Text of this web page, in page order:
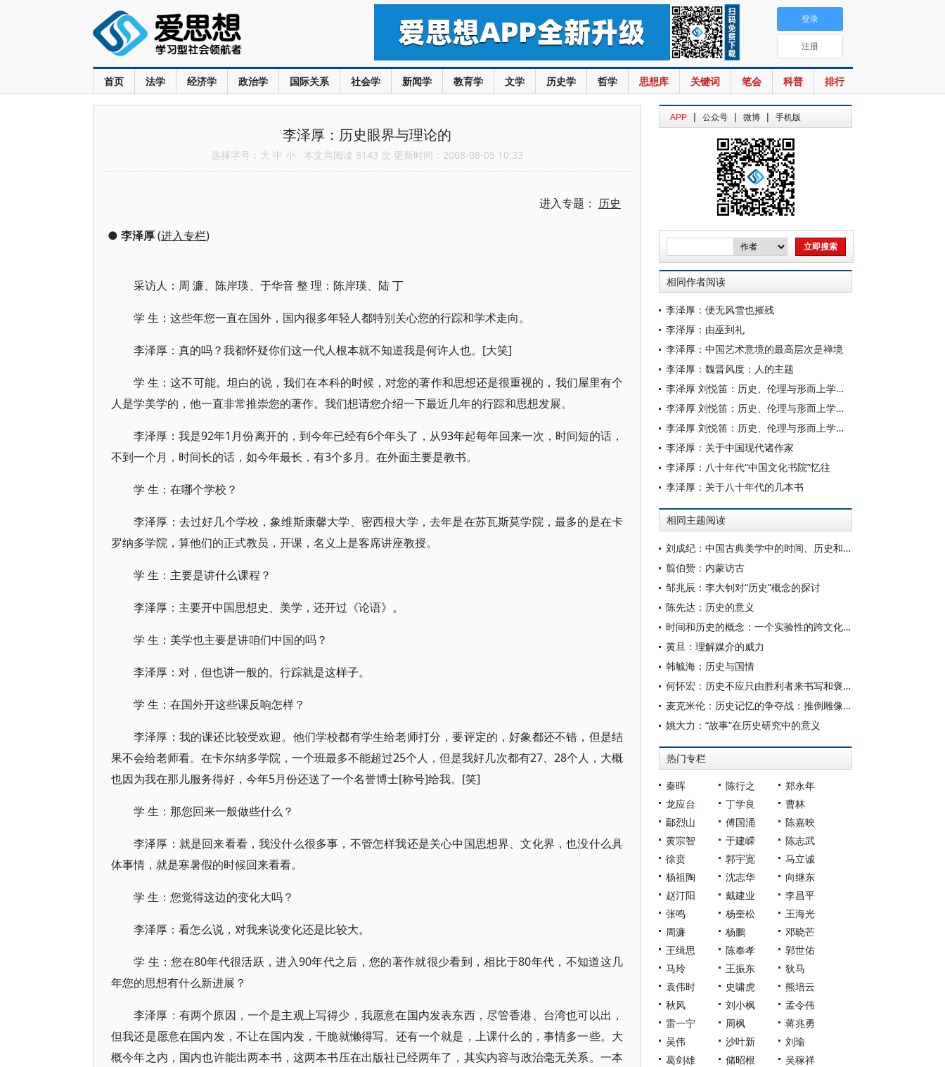
首页 法学 经济学 政治学 国际关系 社会学 新闻学 教育学 文学 历史学 哲学 思想库 关键词 笔会 科普 排行
登录
注册
李泽厚：历史眼界与理论的
选择字号： 大 中 小 本文共阅读 8143 次 更新时间：2008-08-05 10:33
进入专题： 历史
● 李泽厚(进入专栏)
采访人：周 濂、陈岸瑛、于华音 整 理：陈岸瑛、陆 丁
学 生：这些年您一直在国外，国内很多年轻人都特别关心您的行踪和学术走向。
李泽厚：真的吗？我都怀疑你们这一代人根本就不知道我是何许人也。[大笑]
学 生：这不可能。坦白的说，我们在本科的时候，对您的著作和思想还是很重视的，我们屋里有个
人是学美学的，他一直非常推崇您的著作。我们想请您介绍一下最近几年的行踪和思想发展。
李泽厚：我是92年1月份离开的，到今年已经有6个年头了，从93年起每年回来一次，时间短的话，
不到一个月，时间长的话，如今年最长，有3个多月。在外面主要是教书。
学 生：在哪个学校？
李泽厚：去过好几个学校，象维斯康馨大学、密西根大学，去年是在苏瓦斯莫学院，最多的是在卡
罗纳多学院，算他们的正式教员，开课，名义上是客席讲座教授。
学 生：主要是讲什么课程？
李泽厚：主要开中国思想史、美学，还开过《论语》。
学 生：美学也主要是讲咱们中国的吗？
李泽厚：对，但也讲一般的。行踪就是这样子。
学 生：在国外开这些课反响怎样？
李泽厚：我的课还比较受欢迎。他们学校都有学生给老师打分，要评定的，好象都还不错，但是结
果不会给老师看。在卡尔纳多学院，一个班最多不能超过25个人，但是我好几次都有27、28个人，大概
也因为我在那儿服务得好，今年5月份还送了一个名誉博士[称号]给我。[笑]
学 生：那您回来一般做些什么？
李泽厚：就是回来看看，我没什么很多事，不管怎样我还是关心中国思想界、文化界，也没什么具
体事情，就是寒暑假的时候回来看看。
学 生：您觉得这边的变化大吗？
李泽厚：看怎么说，对我来说变化还是比较大。
学 生：您在80年代很活跃，进入90年代之后，您的著作就很少看到，相比于80年代，不知道这几
年您的思想有什么新进展？
李泽厚：有两个原因，一个是主观上写得少，我愿意在国内发表东西，尽管香港、台湾也可以出，
但我还是愿意在国内发，不让在国内发，干脆就懒得写。还有一个就是，上课什么的，事情多一些。大
概今年之内，国内也许能出两本书，这两本书压在出版社已经两年了，其实内容与政治毫无关系。一本
APP | 公众号 | 微博 | 手机版
相同作者阅读
李泽厚：便无风雪也摧残
李泽厚：由巫到礼
李泽厚：中国艺术意境的最高层次是禅境
李泽厚：魏晋风度：人的主题
李泽厚 刘悦笛：历史、伦理与形而上学（下）
李泽厚 刘悦笛：历史、伦理与形而上学（中）
李泽厚 刘悦笛：历史、伦理与形而上学（上）
李泽厚：关于中国现代诸作家
李泽厚：八十年代“中国文化书院”忆往
李泽厚：关于八十年代的几本书
相同主题阅读
刘成纪：中国古典美学中的时间、历史和记忆
翦伯赞：内蒙访古
邹兆辰：李大钊对“历史”概念的探讨
陈先达：历史的意义
时间和历史的概念：一个实验性的跨文化对话
黄旦：理解媒介的威力
韩毓海：历史与国情
何怀宏：历史不应只由胜利者来书写和褒贬
麦克米伦：历史记忆的争夺战：推倒雕像或是遗忘过去？
姚大力：“故事”在历史研究中的意义
热门专栏
秦晖 陈行之
郑永年
龙应台
丁学良
曹林
鄢烈山
傅国涌
陈嘉映
黄宗智
于建嵘
陈志武
徐贲
郭宇宽
马立诚
杨祖陶
沈志华
向继东
赵汀阳
戴建业
李昌平
张鸣
杨奎松
王海光
周濂
杨鹏
邓晓芒
王缉思
陈奉孝
郭世佑
马玲
王振东
狄马
袁伟时
史啸虎
熊培云
秋风
刘小枫
孟令伟
雷一宁
周枫
蒋兆勇
吴伟
沙叶新
刘瑜
葛剑雄
储昭根
吴稼祥